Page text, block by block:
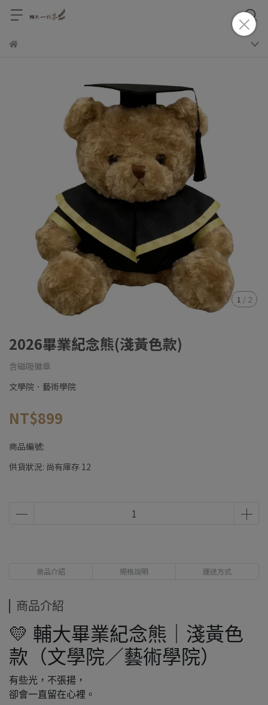
1 / 2
2026畢業紀念熊(淺黃色款)
含磁吸徽章
文學院．藝術學院
NT$899
商品編號:
供貨狀況: 尚有庫存 12
商品介紹 規格說明 運送方式
商品介紹
💛 輔大畢業紀念熊｜淺黃色
款（文學院／藝術學院）
有些光，不張揚，
卻會一直留在心裡。